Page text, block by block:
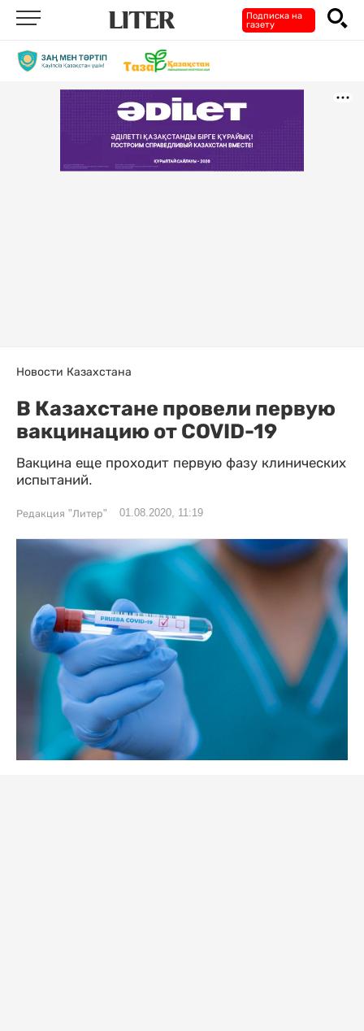
Подписка на
газету
Новости Казахстана
В Казахстане провели первую
вакцинацию от COVID-19
Вакцина еще проходит первую фазу клинических
испытаний.
Редакция "Литер" 01.08.2020, 11:19